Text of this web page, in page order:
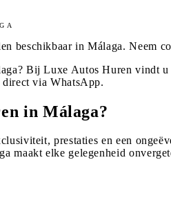
beschikbaar inMálaga. Neem
Bij Luxe Autos Huren vindt
via WhatsApp.
in Málaga?
prestaties en een
maakt elke gelegenheid